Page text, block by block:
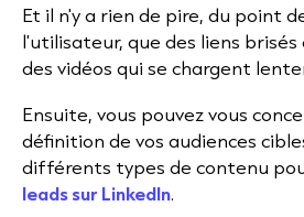
Et il n'y a rien de pire, du point
l'utilisateur, que des liens
des vidéos qui se chargent
Ensuite, vous pouvez vous
définition de vos audiences
différents types de contenu
leads sur LinkedIn.